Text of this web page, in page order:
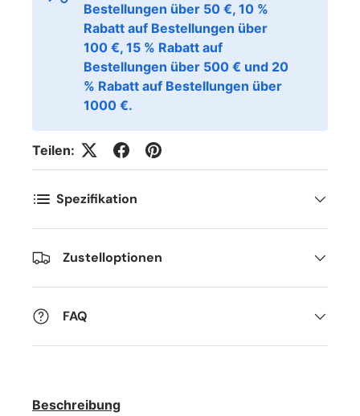
Bestellungen über 50 €, 10 %
Rabatt auf Bestellungen über
100 €, 15 % Rabatt auf
Bestellungen über 500 € und 20
% Rabatt auf Bestellungen über
1000 €.
Teilen:
Spezifikation
Zustelloptionen
FAQ
Beschreibung